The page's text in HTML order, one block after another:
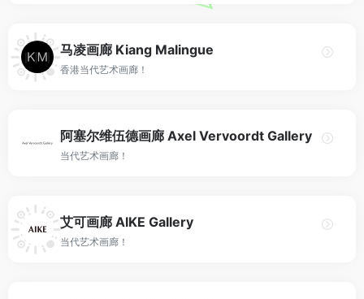
马凌画廊 Kiang Malingue
香港当代艺术画廊！
阿塞尔维伍德画廊 Axel Vervoordt Gallery
当代艺术画廊！
艾可画廊 AlKE Gallery
当代艺术画廊！